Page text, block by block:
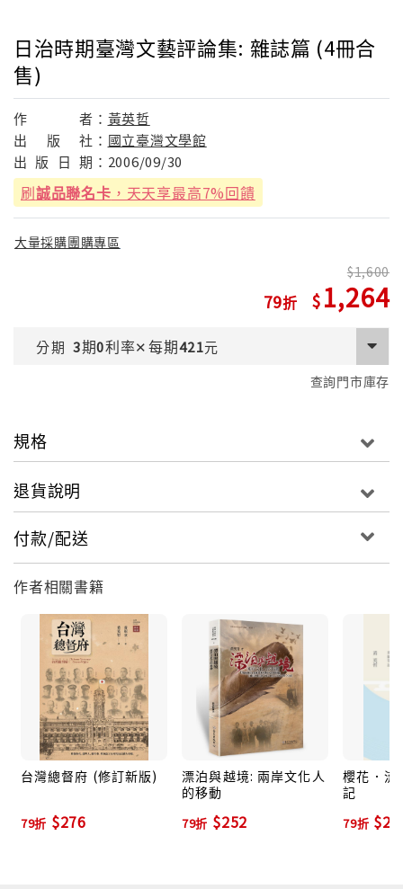
日治時期臺灣文藝評論集: 雜誌篇 (4冊合
售)
作 者： 黃英哲
出
版 社： 國立臺灣文學館
出 版 日 期： 2006/09/30
刷誠品聯名卡 ，天天享最高7%回饋
大量採購團購專區
79
1,600
1,264
分期 3期0利率✕每期421元
查詢門市庫存
規格
退貨說明
付款/配送
作者相關書籍
台灣總督府 (修訂新版)
79折 $276
漂泊與越境: 兩岸文化人
的移動
79折 $252
櫻花．流
記
79折